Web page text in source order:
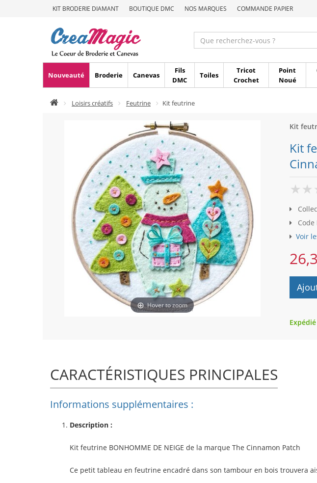
KIT BRODERIE DIAMANT BOUTIQUE DMC NOS MARQUES COMMANDE PAPIER
Nouveauté Broderie Canevas
Fils
DMC
Toiles
Tricot
Crochet
Point
Noué
Loisirs créatifs Feutrine Kit feutrine
Hover to zoom
Kit
Kit
Voir
CARACTÉRISTIQUES PRINCIPALES
Informations supplémentaires :
Description :
Kit feutrine BONHOMME DE NEIGE de la marque The Cinnamon Patch
Ce petit tableau en feutrine encadré dans son tambour en bois trouvera